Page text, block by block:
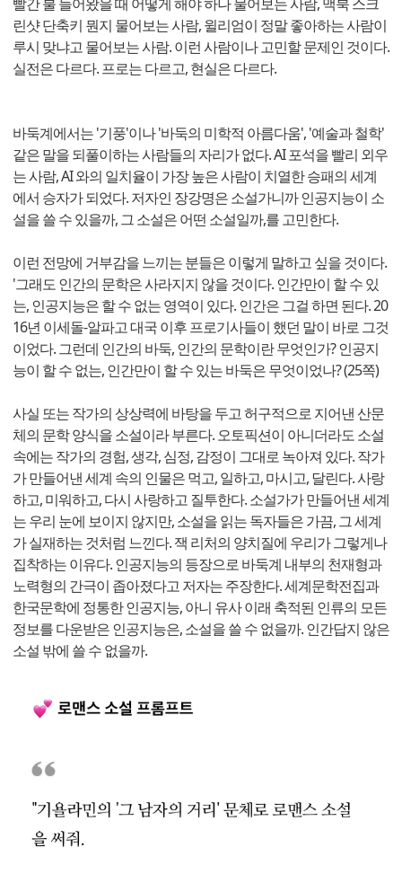
린샷 단축키 뭔지 물어보는 사람, 윌리엄이 정말 좋아하는 사람이
루시 맞냐고 물어보는 사람. 이런 사람이나 고민할 문제인 것이다.
실전은 다르다. 프로는 다르고, 현실은 다르다.
바둑계에서는 '기풍'이나 '바둑의 미학적 아름다움', '예술과 철학'
같은 말을 되풀이하는 사람들의 자리가 없다. AI 포석을 빨리 외우
는 사람, AI 와의 일치율이 가장 높은 사람이 치열한 승패의 세계
에서 승자가 되었다. 저자인 장강명은 소설가니까 인공지능이 소
설을 쓸 수 있을까, 그 소설은 어떤 소설일까,를 고민한다.
이런 전망에 거부감을 느끼는 분들은 이렇게 말하고 싶을 것이다.
'그래도 인간의 문학은 사라지지 않을 것이다. 인간만이 할 수 있
는, 인공지능은 할 수 없는 영역이 있다. 인간은 그걸 하면 된다. 20
16년 이세돌-알파고 대국 이후 프로기사들이 했던 말이 바로 그것
이었다. 그런데 인간의 바둑, 인간의 문학이란 무엇인가? 인공지
능이 할 수 없는, 인간만이 할 수 있는 바둑은 무엇이었나? (25쪽)
사실 또는 작가의 상상력에 바탕을 두고 허구적으로 지어낸 산문
체의 문학 양식을 소설이라 부른다. 오토픽션이 아니더라도 소설
속에는 작가의 경험, 생각, 심정, 감정이 그대로 녹아져 있다. 작가
가 만들어낸 세계 속의 인물은 먹고, 일하고, 마시고, 달린다. 사랑
하고, 미워하고, 다시 사랑하고 질투한다. 소설가가 만들어낸 세계
는 우리 눈에 보이지 않지만, 소설을 읽는 독자들은 가끔, 그 세계
가 실재하는 것처럼 느낀다. 잭 리처의 양치질에 우리가 그렇게나
집착하는 이유다. 인공지능의 등장으로 바둑계 내부의 천재형과
노력형의 간극이 좁아졌다고 저자는 주장한다. 세계문학전집과
한국문학에 정통한 인공지능, 아니 유사 이래 축적된 인류의 모든
정보를 다운받은 인공지능은, 소설을 쓸 수 없을까. 인간답지 않은
소설 밖에 쓸 수 없을까.